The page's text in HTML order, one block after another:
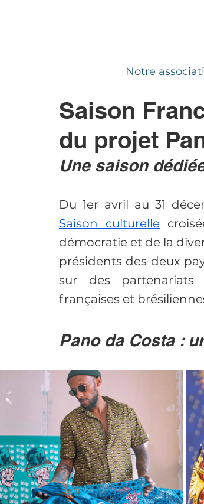
Notre
Saison
du projet
Une saison
Saison culturelle
démocratie et de la
présidents des deux
sur des partenariats
françaises et
Pano da Costa :